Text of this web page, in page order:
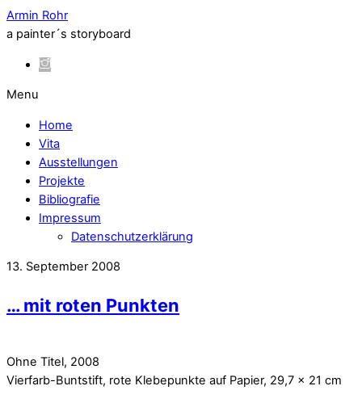
Armin Rohr
a painter´s storyboard
Menu
Home
Vita
Ausstellungen
Projekte
Bibliografie
Impressum
Datenschutzerklärung
13. September 2008
… mit roten Punkten
Ohne Titel, 2008
Vierfarb-Buntstift, rote Klebepunkte auf Papier, 29,7 x 21 cm